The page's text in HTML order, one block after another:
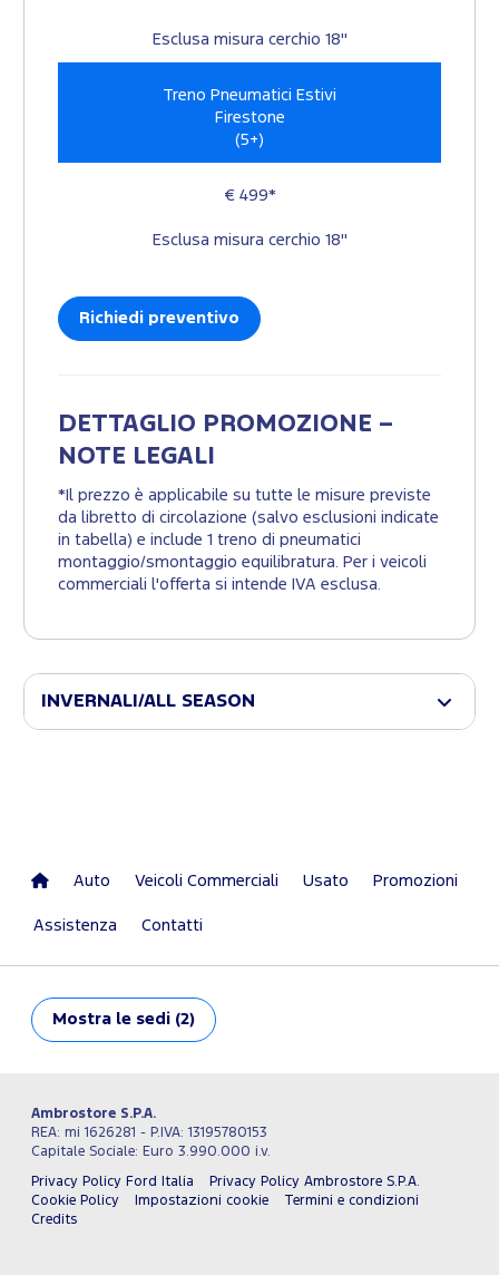
Esclusa misura cerchio 18"
Treno Pneumatici Estivi
Firestone
(5+)
€ 499*
Esclusa misura cerchio 18"
Richiedi preventivo
DETTAGLIO PROMOZIONE –
NOTE LEGALI
*Il prezzo è applicabile su tutte le misure previste
da libretto di circolazione (salvo esclusioni indicate
in tabella) e include 1 treno di pneumatici
montaggio/smontaggio equilibratura. Per i veicoli
commerciali l'offerta si intende IVA esclusa.
INVERNALI/ALL SEASON
Auto Veicoli Commerciali Usato Promozioni
Assistenza Contatti
Mostra le sedi (2)
Ambrostore S.P.A.
REA: mi 1626281 - P.IVA: 13195780153
Capitale Sociale: Euro 3.990.000 i.v.
Privacy Policy Ford Italia
Privacy Policy Ambrostore S.P.A.
Cookie Policy
Impostazioni cookie
Termini e condizioni
Credits